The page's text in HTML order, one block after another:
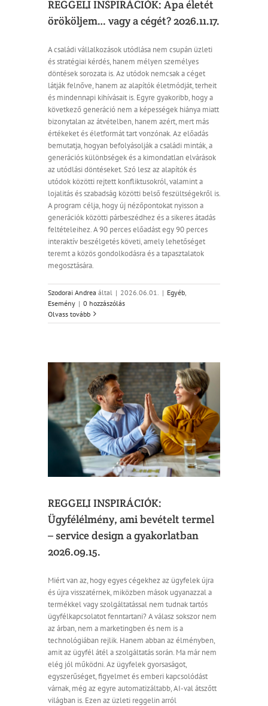
REGGELI INSPIRÁCIÓK: Apa életét
örököljem… vagy a cégét? 2026.11.17.
A családi vállalkozások utódlása nem csupán üzleti
és stratégiai kérdés, hanem mélyen személyes
döntések sorozata is. Az utódok nemcsak a céget
látják felnőve, hanem az alapítók életmódját, terheit
és mindennapi kihívásait is. Egyre gyakoribb, hogy a
következő generáció nem a képességek hiánya miatt
bizonytalan az átvételben, hanem azért, mert más
értékeket és életformát tart vonzónak. Az előadás
bemutatja, hogyan befolyásolják a családi minták, a
generációs különbségek és a kimondatlan elvárások
az utódlási döntéseket. Szó lesz az alapítók és
utódok közötti rejtett konfliktusokról, valamint a
lojalitás és szabadság közötti belső feszültségekről is.
A program célja, hogy új nézőpontokat nyisson a
generációk közötti párbeszédhez és a sikeres átadás
feltételeihez. A 90 perces előadást egy 90 perces
interaktív beszélgetés követi, amely lehetőséget
teremt a közös gondolkodásra és a tapasztalatok
megosztására.
Szodorai Andrea által | 2026.06.01. | Egyéb
Esemény | 0 hozzászólás
Olvass tovább
REGGELI INSPIRÁCIÓK:
Ügyfélélmény, ami bevételt termel
– service design a gyakorlatban
2026.09.15.
Miért van az, hogy egyes cégekhez az ügyfelek újra
és újra visszatérnek, miközben mások ugyanazzal a
termékkel vagy szolgáltatással nem tudnak tartós
ügyfélkapcsolatot fenntartani? A válasz sokszor nem
az árban, nem a marketingben és nem is a
technológiában rejlik. Hanem abban az élményben,
amit az ügyfél átél a szolgáltatás során. Ma már nem
elég jól működni. Az ügyfelek gyorsaságot,
egyszerűséget, figyelmet és emberi kapcsolódást
várnak, még az egyre automatizáltabb, AI-val átszőtt
világban is. Ezen az üzleti reggelin arról